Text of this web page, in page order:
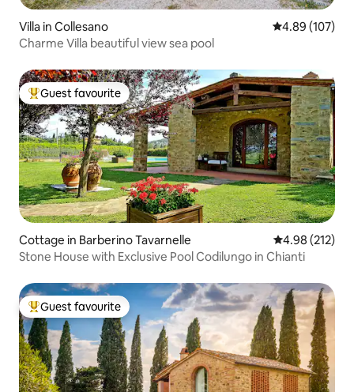
Villa in Collesano 4.89 out of 5
4.89 (107)
Charme Villa beautiful view sea pool
Top guest favourite
Guest favourite
Cottage in Barberino Tavarnelle 4.98 out of 5
4.98 (212)
Stone House with Exclusive Pool Codilungo in Chianti
Top guest favourite
Guest favourite